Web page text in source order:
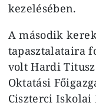
kezelésében.
A második
tapasztalataira
volt Hardi
Oktatási
Ciszterci Iskolai